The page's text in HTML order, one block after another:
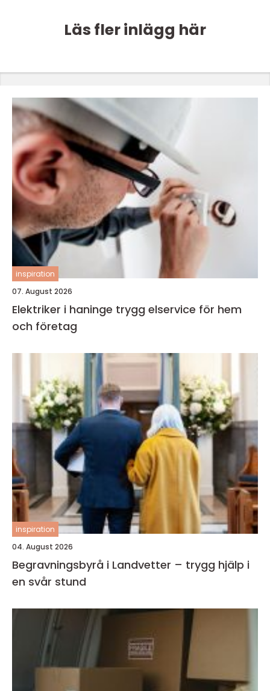
Läs fler inlägg här
inspiration
07. August 2026
Elektriker i haninge trygg elservice för hem
och företag
inspiration
04. August 2026
Begravningsbyrå i Landvetter – trygg hjälp i
en svår stund